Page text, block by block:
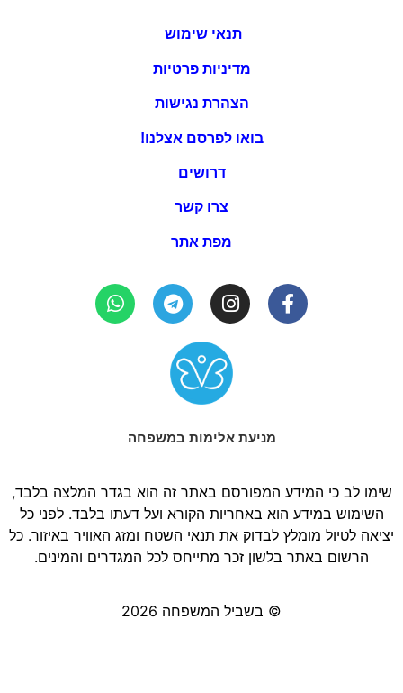
תנאי שימוש
מדיניות פרטיות
הצהרת נגישות
בואו לפרסם אצלנו!
דרושים
צרו קשר
מפת אתר
מניעת אלימות במשפחה
שימו לב כי המידע המפורסם באתר זה הוא בגדר המלצה בלבד,
השימוש במידע הוא באחריות הקורא ועל דעתו בלבד. לפני כל
יציאה לטיול מומלץ לבדוק את תנאי השטח ומזג האוויר באיזור. כל
הרשום באתר בלשון זכר מתייחס לכל המגדרים והמינים.
© בשביל המשפחה 2026